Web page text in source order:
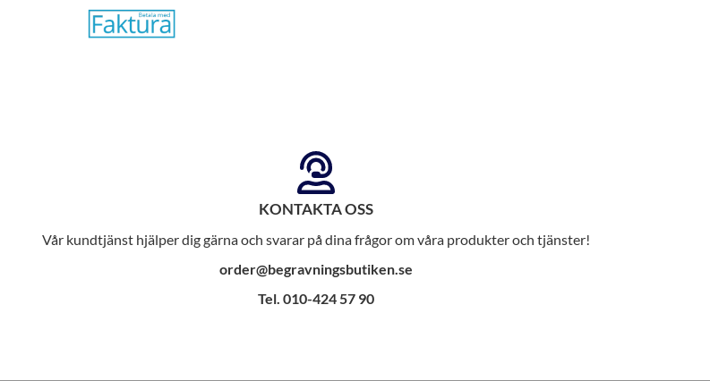
KONTAKTA OSS
Vår kundtjänst hjälper dig gärna och svarar på dina frågor om våra produkter och tjänster!
order@begravningsbutiken.se
Tel. 010-424 57 90